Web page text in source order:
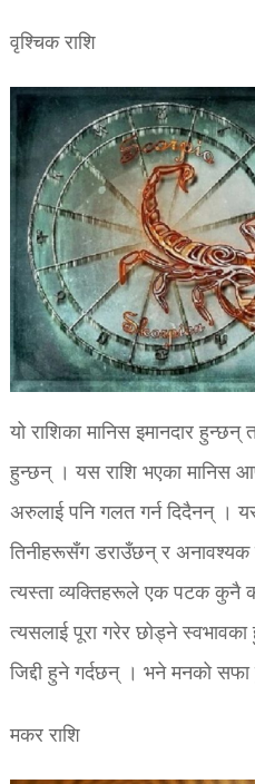
वृश्चिक राशि
यो राशिका मानिस इमानदार
हुन्छन् । यस राशि भएका मानिस
अरुलाई पनि गलत गर्न दिदैनन् ।
तिनीहरूसँग डराउँछन् र अनावश्यक
त्यस्ता व्यक्तिहरूले एक पटक कुनै
त्यसलाई पूरा गरेर छोड्ने
जिद्दी हुने गर्दछन् । भने मनको
मकर राशि